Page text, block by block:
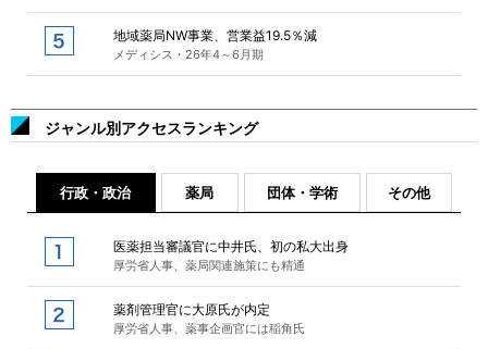
地域薬局NW事業、営業益19.5％減
メディシス・26年4～6月期
ジャンル別アクセスランキング
行政・政治 薬局 団体・学術 その他
医薬担当審議官に中井氏、初の私大出身
厚労省人事、薬局関連施策にも精通
薬剤管理官に大原氏が内定
厚労省人事、薬事企画官には稲角氏